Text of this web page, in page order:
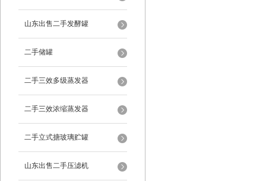
山东出售二手发酵罐
二手储罐
二手三效多级蒸发器
二手三效浓缩蒸发器
二手立式搪玻璃贮罐
山东出售二手压滤机